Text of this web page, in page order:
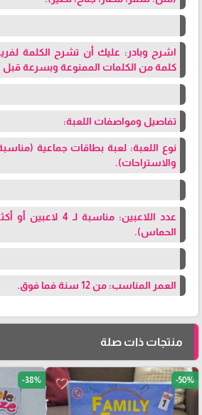
اشرح وبادر: عليك أن تشرح الكلمة
كلمة من الكلمات الممنوعة وبسرعة قبل
تفاصيل ومواصفات اللعبة:
نوع اللعبة: لعبة بطاقات جماعية
والاستراحات).
عدد اللاعبين: مناسبة
الحماس).
العمر المناسب: من 12 سنة فما فوق.
منتجات ذات صلة
favorite_border -50%
-38%